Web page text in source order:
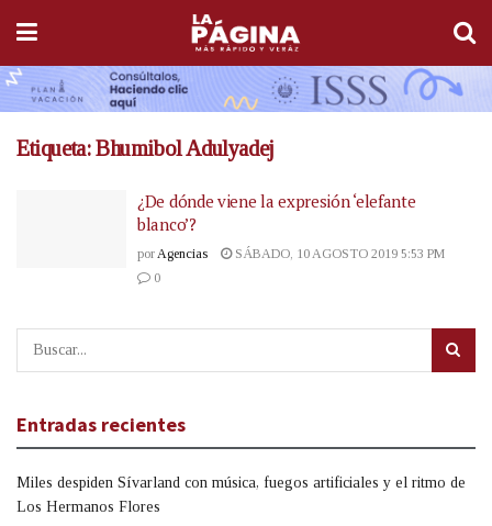
Etiqueta:Bhumibol Adulyadej
¿De dónde viene la expresión ‘elefante
blanco’?
por Agencias
SÁBADO, 10 AGOSTO 2019 5:53 PM
0
Entradas recientes
Miles despiden Sívarland con música, fuegos artificiales y el ritmo de
Los Hermanos Flores